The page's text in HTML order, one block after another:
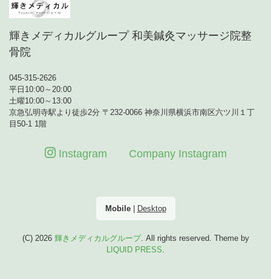
輝きメディカルグループ 和美鍼灸マッサージ院整
骨院
045-315-2626
平日10:00～20:00
土曜10:00～13:00
京急弘明寺駅より徒歩2分 〒232-0066 神奈川県横浜市南区六ツ川１丁
目50-1 1階
Instagram Company Instagram
Mobile| Desktop
(C) 2026 輝きメディカルグループ. All rights reserved. Theme by
LIQUID PRESS.